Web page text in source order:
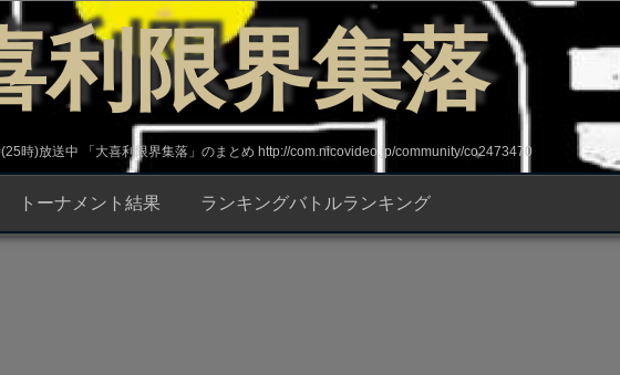
利限界集落
時)放送中 「大喜利限界集落」のまとめ http://com.nicovideo.jp/community/co2473470
トーナメント結果 ランキングバトルランキング